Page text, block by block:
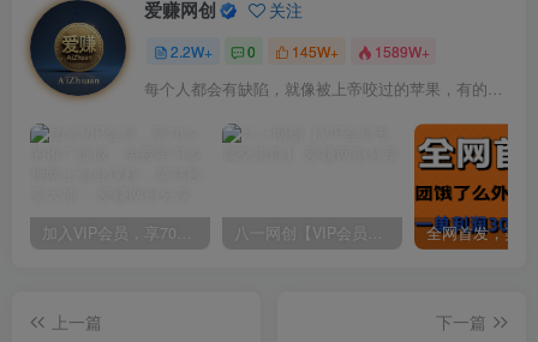
爱赚网创 关注
2.2W+ 0 145W+ 1589W+
每个人都会有缺陷，就像被上帝咬过的苹果，有的人缺陷比较大，正是因为上帝特别喜欢他的芬芳
加入VIP会员，享70%的推广提成，免费学习多种网上创业课程，菜鸟秒变大神！ 八一网创【VIP会员专属交流群】
上一篇
下一篇